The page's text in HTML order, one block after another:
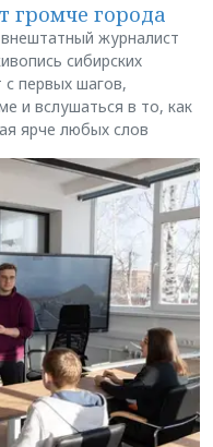
громче города
журналист
сибирских
с первых шагов,
и вслушаться в то, как
ярче любых слов